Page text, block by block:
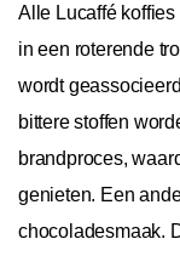
Alle Lucaffé
in een roterende
wordt
bittere stoffen
brandproces,
genieten. Een
chocoladesmaak.